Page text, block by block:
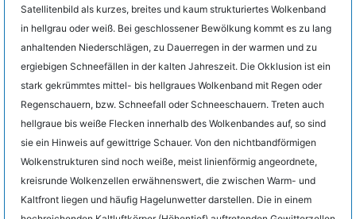
Satellitenbild als kurzes, breites und kaum strukturiertes Wolkenband
in hellgrau oder weiß. Bei geschlossener Bewölkung kommt es zu lang
anhaltenden Niederschlägen, zu Dauerregen in der warmen und zu
ergiebigen Schneefällen in der kalten Jahreszeit. Die Okklusion ist ein
stark gekrümmtes mittel- bis hellgraues Wolkenband mit Regen oder
Regenschauern, bzw. Schneefall oder Schneeschauern. Treten auch
hellgraue bis weiße Flecken innerhalb des Wolkenbandes auf, so sind
sie ein Hinweis auf gewittrige Schauer. Von den nichtbandförmigen
Wolkenstrukturen sind noch weiße, meist linienförmig angeordnete,
kreisrunde Wolkenzellen erwähnenswert, die zwischen Warm- und
Kaltfront liegen und häufig Hagelunwetter darstellen. Die in einem